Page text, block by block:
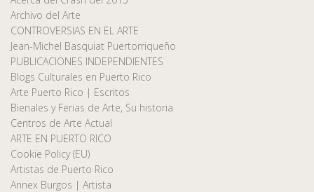
Archivo del Arte
CONTROVERSIAS EN EL ARTE
Jean-Michel Basquiat Puertorriqueño
PUBLICACIONES INDEPENDIENTES
Blogs Culturales en Puerto Rico
Arte Puerto Rico | Escritos
Bienales y Ferias de Arte, Su historia
Centros de Arte Actual
ARTE EN PUERTO RICO
Cookie Policy (EU)
Artistas de Puerto Rico
Annex Burgos | Artista